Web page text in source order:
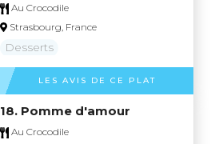
Au Crocodile
Strasbourg, France
Desserts
LES AVIS DE CE PLAT
18. Pomme d'amour
Au Crocodile